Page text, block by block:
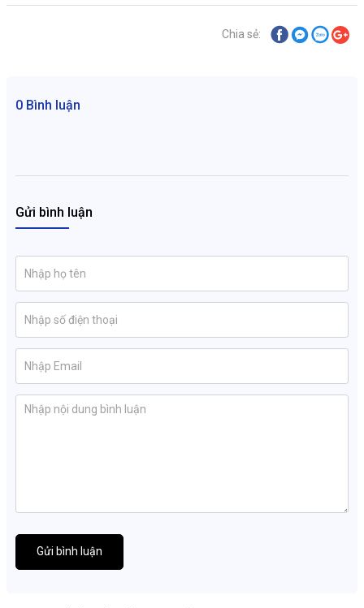
Chia sẻ:
0 Bình luận
Gửi bình luận
Gửi bình luận